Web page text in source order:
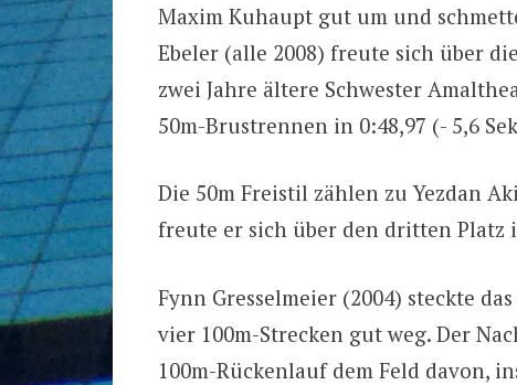
Maxim Kuhaupt gut um und
Ebeler (alle 2008) freute sich über
zwei Jahre ältere Schwester
50m-Brustrennen in 0:48,97 (- 5,6
Die 50m Freistil zählen zu Yezdan
freute er sich über den dritten Platz
Fynn Gresselmeier (2004) steckte
vier 100m-Strecken gut weg. Der
100m-Rückenlauf dem Feld davon,